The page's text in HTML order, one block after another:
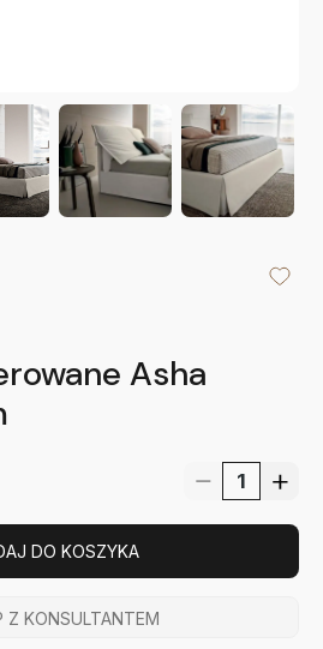
Asha
DO KOSZYKA
Z KONSULTANTEM